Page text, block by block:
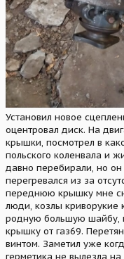
Установил новое
оцентровал диск. На
крышки, посмотрел в
польского коленвала и
давно перебирали, но он
перегревался из за
переднюю крышку мне
люди, козлы
родную большую шайбу,
крышку от газ69.
винтом. Заметил уже
герметика не вылезла на